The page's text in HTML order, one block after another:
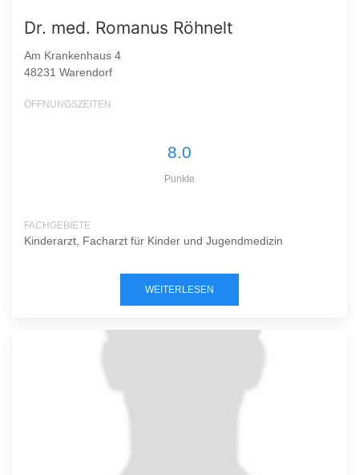
Dr. med. Romanus Röhnelt
Am Krankenhaus 4
48231 Warendorf
ÖFFNUNGSZEITEN
8.0
Punkte
FACHGEBIETE
Kinderarzt, Facharzt für Kinder und Jugendmedizin
WEITERLESEN